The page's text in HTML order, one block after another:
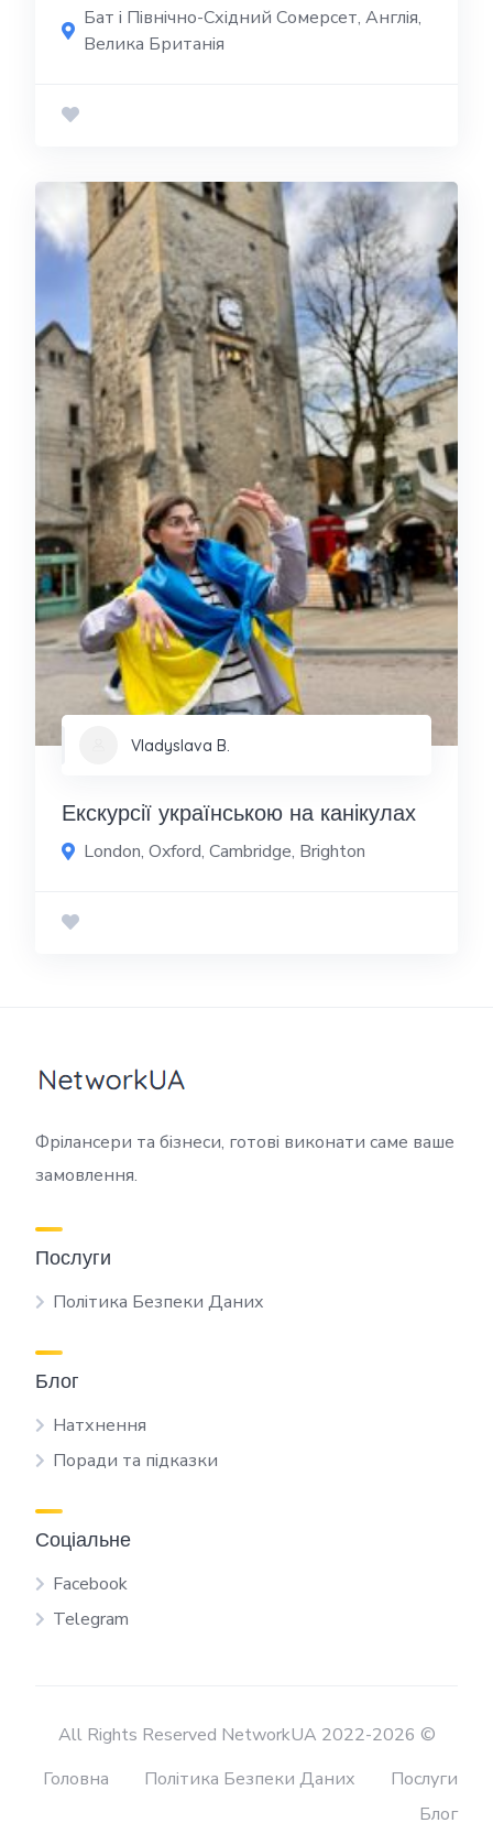
Бат і Північно-Східний Сомерсет, Англія,
Велика Британія
Vladyslava B.
Екскурсії українською на канікулах
London, Oxford, Cambridge, Brighton
Фрілансери та бізнеси, готові виконати саме ваше
замовлення.
Послуги
Політика Безпеки Даних
Блог
Натхнення
Поради та підказки
Соціальне
Facebook
Telegram
All Rights Reserved NetworkUA 2022-2026 ©
Головна
Політика Безпеки Даних
Послуги
Блог